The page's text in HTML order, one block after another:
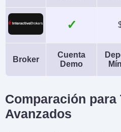
✓
Broker
Cuenta
Demo
Comparación para
Avanzados